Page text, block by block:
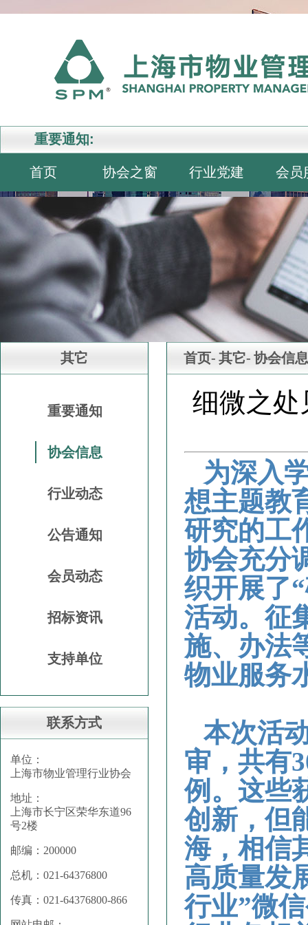
重要通知:
首页 协会之窗 行业党建 会员
其它
重要通知
协会信息
行业动态
公告通知
会员动态
招标资讯
支持单位
联系方式
单位：
上海市物业管理行业协会
地址：
上海市长宁区荣华东道96
号2楼
邮编：200000
总机：021-64376800
传真：021-64376800-866
首页- 其它- 协会信息
细微之
为深入
想主题教
研究的工
协会充分
织开展了
活动。征
施、办法
物业服务
本次活
审，共有
例。这些
创新，但
海，相信
高质量发
行业”微